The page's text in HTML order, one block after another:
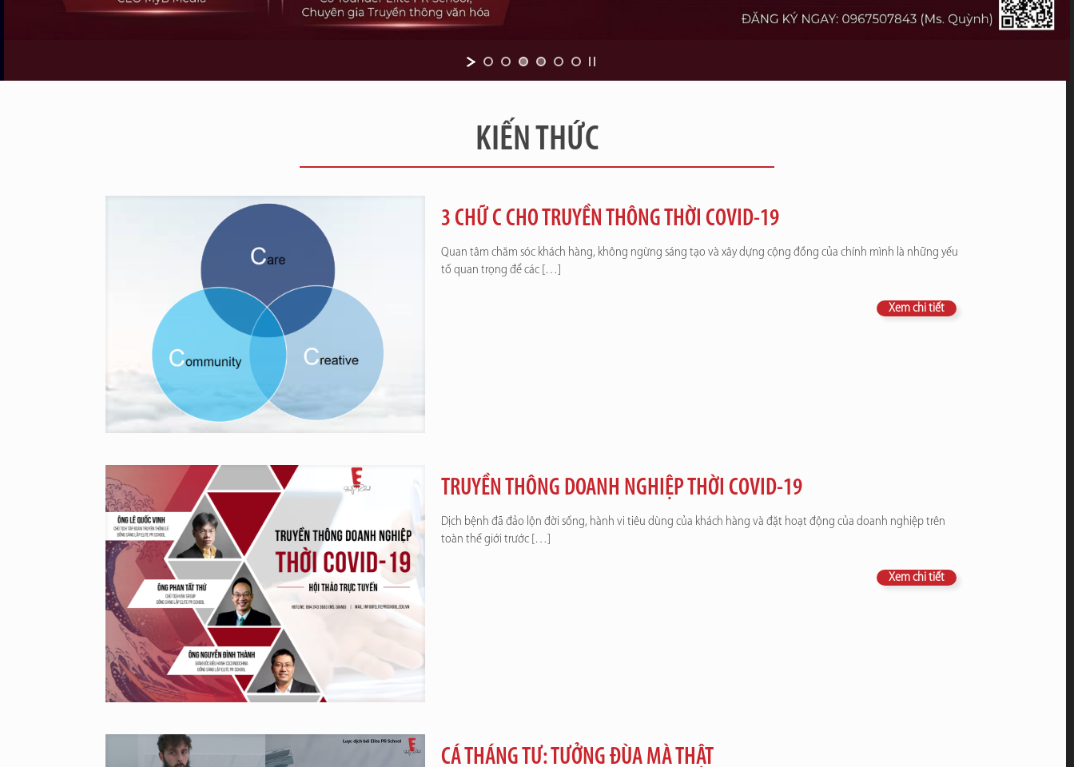
KIẾN THỨC
3 CHỮ C CHO TRUYỀN THÔNG THỜI COVID-19
Quan tâm chăm sóc khách hàng, không ngừng sáng tạo và xây dựng cộng đồng của chính mình là những yếu
tố quan trọng để các[…]
Xem chi tiết
TRUYỀN THÔNG DOANH NGHIỆP THỜI COVID-19
Dịch bệnh đã đảo lộn đời sống, hành vi tiêu dùng của khách hàng và đặt hoạt động của doanh nghiệp trên
toàn thế giới trước[…]
Xem chi tiết
CÁ THÁNG TƯ: TƯỞNG ĐÙA MÀ THẬT